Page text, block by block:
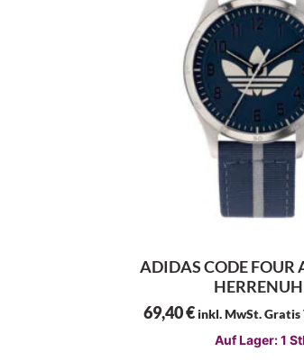
ADIDAS CODE FOUR
69,40€inkl. MwSt. Gratis
Auf Lager: 1